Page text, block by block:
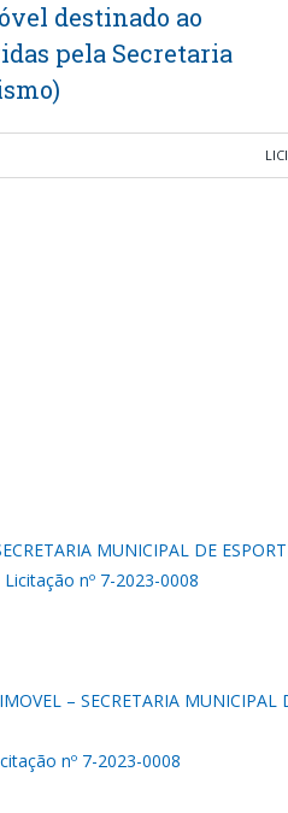
destinado ao
pela Secretaria
MUNICIPAL DE
nº 7-2023-0008
– SECRETARIA MUNICIPAL
nº 7-2023-0008